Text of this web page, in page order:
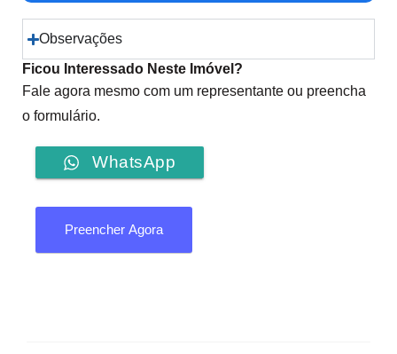
Observações
Ficou Interessado Neste Imóvel?
Fale agora mesmo com um representante ou preencha
o formulário.
WhatsApp
Preencher Agora